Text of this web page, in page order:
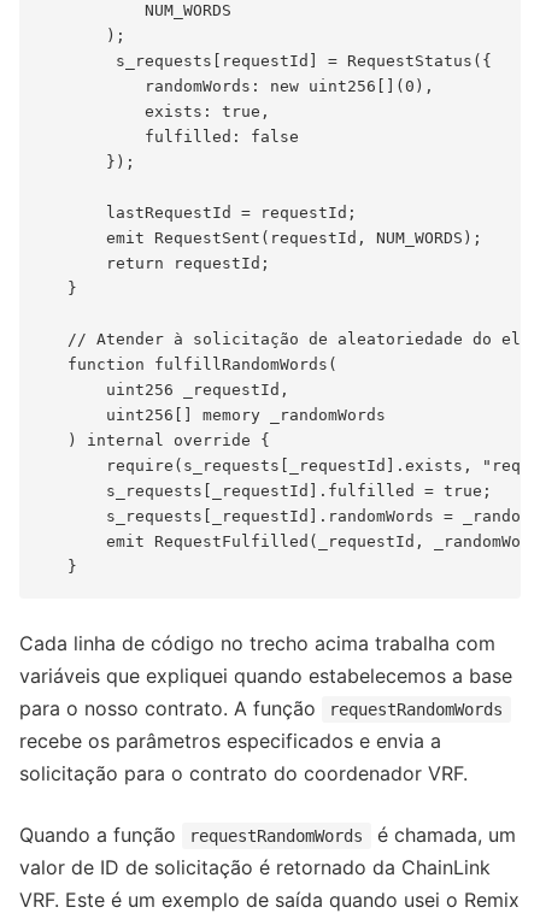
           NUM_WORDS
       );
        s_requests[requestId] = RequestStatus({
           randomWords: new uint256[](0),
           exists: true,
           fulfilled: false
       });
       lastRequestId = requestId;
       emit RequestSent(requestId, NUM_WORDS);
       return requestId;
   }
// Atender à solicitação de aleatoriedade do elo
   function fulfillRandomWords(
       uint256 _requestId,
       uint256[] memory _randomWords
   ) internal override {
require(s_requests[_requestId].exists,
       s_requests[_requestId].fulfilled = true;
s_requests[_requestId].randomWords =
emit RequestFulfilled(_requestId,
Cada linha de código no trecho acima trabalha com
variáveis que expliquei quando estabelecemos a base
para o nosso contrato. A função
requestRandomWords
recebe os parâmetros especificados e envia a
solicitação para o contrato do coordenador VRF.
Quando a função requestRandomWords
é chamada, um
valor de ID de solicitação é retornado da ChainLink
VRF. Este é um exemplo de saída quando usei o Remix